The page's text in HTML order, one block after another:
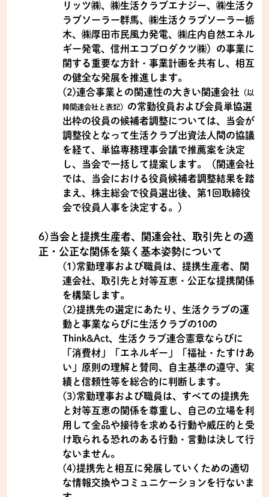
リッツ㈱、㈱生活クラブエナジー、㈱生活ク
ラブソーラー群馬、㈱生活クラブソーラー栃
木、㈱厚田市民風力発電、㈱庄内自然エネル
ギー発電、信州エコプロダクツ㈱）の事業に
関する重要な方針・事業計画を共有し、相互
の健全な発展を推進します。
(2)連合事業との関連性の大きい関連会社 （以
降関連会社と表記） の常勤役員および会員単協選
出枠の役員の候補者調整については、当会が
調整役となって生活クラブ出資法人間の協議
を経て、単協専務理事会議で推薦案を決定
し、当会で一括して提案します。（関連会社
では、当会における役員候補者調整結果を踏
まえ、株主総会で役員選出後、第1回取締役
会で役員人事を決定する。）
6)当会と提携生産者、関連会社、取引先との適
正・公正な関係を築く基本姿勢について
(1)常勤理事および職員は、提携生産者、関
連会社、取引先と対等互恵・公正な提携関係
を構築します。
(2)提携先の選定にあたり、生活クラブの運
動と事業ならびに生活クラブの10の
Think&Act、生活クラブ連合憲章ならびに
「消費材」「エネルギー」「福祉・たすけあ
い」原則の理解と賛同、自主基準の遵守、実
績と信頼性等を総合的に判断します。
(3)常勤理事および職員は、すべての提携先
と対等互恵の関係を尊重し、自己の立場を利
用して金品や接待を求める行動や威圧的と受
け取られる恐れのある行動・言動は決して行
ないません。
(4)提携先と相互に発展していくための適切
な情報交換やコミュニケーションを行ないま